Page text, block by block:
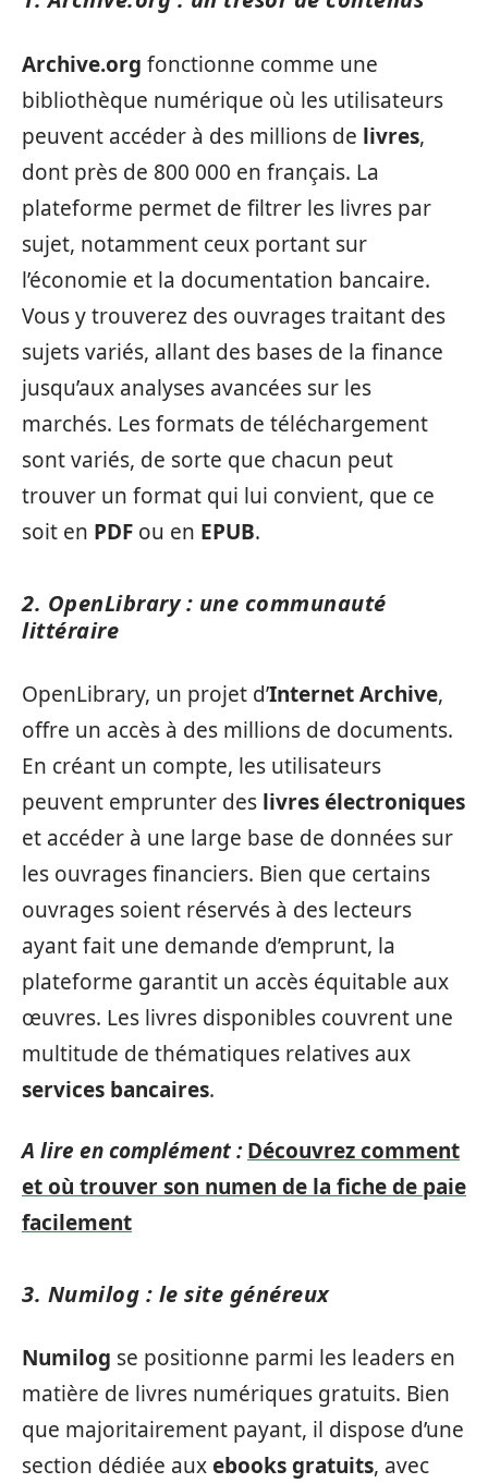
Archive.org fonctionne comme une
bibliothèque numérique où les utilisateurs
peuvent accéder à des millions de livres,
dont près de 800 000 en français. La
plateforme permet de filtrer les livres par
sujet, notamment ceux portant sur
l’économie et la documentation bancaire.
Vous y trouverez des ouvrages traitant des
sujets variés, allant des bases de la finance
jusqu’aux analyses avancées sur les
marchés. Les formats de téléchargement
sont variés, de sorte que chacun peut
trouver un format qui lui convient, que ce
soit en PDF ou en EPUB.
2. OpenLibrary : une communauté
littéraire
OpenLibrary, un projet d’Internet Archive,
offre un accès à des millions de documents.
En créant un compte, les utilisateurs
peuvent emprunter des livres électroniques
et accéder à une large base de données sur
les ouvrages financiers. Bien que certains
ouvrages soient réservés à des lecteurs
ayant fait une demande d’emprunt, la
plateforme garantit un accès équitable aux
œuvres. Les livres disponibles couvrent une
multitude de thématiques relatives aux
services bancaires.
A lire en complément : Découvrez comment
et où trouver son numen de la fiche de paie
facilement
3. Numilog : le site généreux
Numilog se positionne parmi les leaders en
matière de livres numériques gratuits. Bien
que majoritairement payant, il dispose d’une
section dédiée auxebooks gratuits, avec